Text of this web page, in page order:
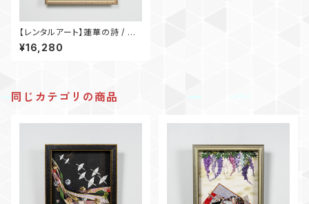
【レンタルアート】蓮華の詩 / 井
上律子
¥16,280
同じカテゴリの商品